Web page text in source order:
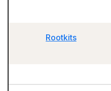
Rootkits